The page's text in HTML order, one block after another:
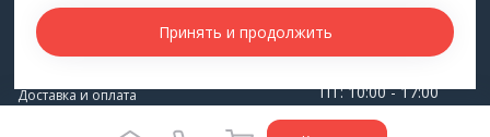
Бренды
Для оптовиков
Доставка и оплата
ПТ: 10:00 - 17:00
СБ-ВС: Выходной
Принять и продолжить